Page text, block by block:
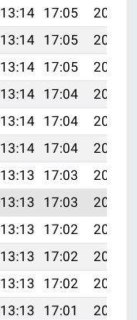
13:14 17:05
20:23
13:14 17:05
20:22
13:14 17:05
20:21
13:14 17:04
20:20
13:14 17:04
20:19
13:14 17:04
20:18
13:13 17:03
20:17
13:13 17:03
20:16
13:13 17:02
20:15
13:13 17:02
20:13
13:13 17:02
20:12
13:13 17:01
20:11